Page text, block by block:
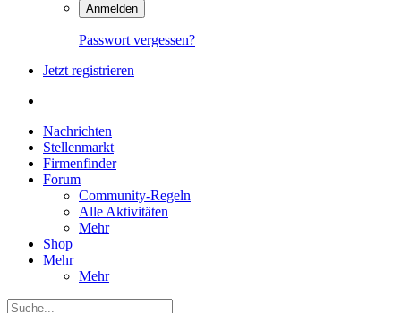
Anmelden
Passwort vergessen?
Jetzt registrieren
Nachrichten
Stellenmarkt
Firmenfinder
Forum
Community-Regeln
Alle Aktivitäten
Mehr
Shop
Mehr
Mehr